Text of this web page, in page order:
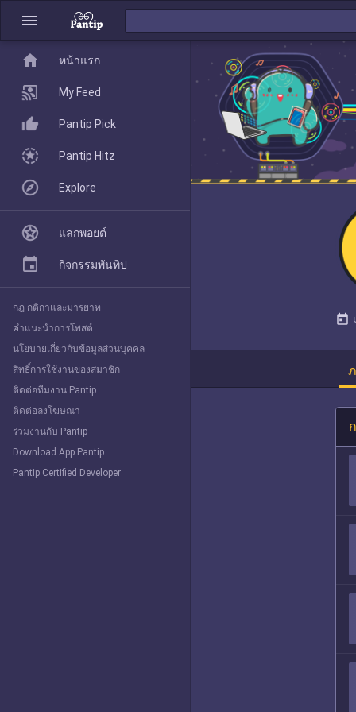
menu
today
home
Pantip Pick
Explore
home หน้าแรก
My Feed
Pantip Pick
Pantip Hitz
Explore
แลกพอยต์
กิจกรรมพันทิป
กฎ กติกาและมารยาท
คำแนะนำการโพสต์
นโยบายเกี่ยวกับข้อมูลส่วนบุคคล
สิทธิ์การใช้งานของสมาชิก
ติดต่อทีมงาน Pantip
ติดต่อลงโฆษณา
ร่วมงานกับ Pantip
Download App Pantip
Pantip Certified Developer